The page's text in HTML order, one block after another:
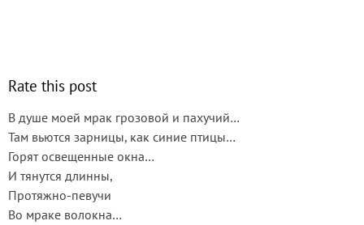
Rate this post
В душе моей мрак грозовой и пахучий…
Там вьются зарницы, как синие птицы…
Горят освещенные окна…
И тянутся длинны,
Протяжно-певучи
Во мраке волокна…